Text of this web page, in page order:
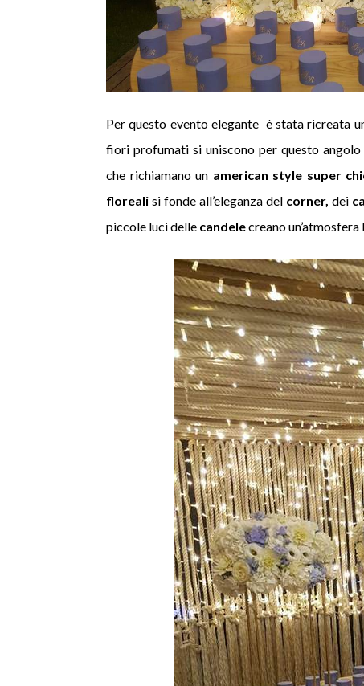
Per questo evento elegante è stata ricreata
fiori profumati si uniscono per questo angolo
che richiamano un american style super
floreali si fonde all’eleganza del corner, dei
piccole luci delle candelecreano